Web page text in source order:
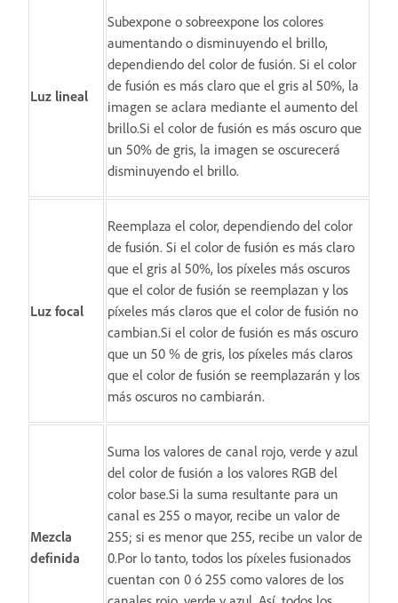
Luz lineal
Subexpone o sobreexpone los colores
aumentando o disminuyendo el brillo,
dependiendo del color de fusión. Si el color
de fusión es más claro que el gris al 50%, la
imagen se aclara mediante el aumento del
brillo.Si el color de fusión es más oscuro que
un 50% de gris, la imagen se oscurecerá
disminuyendo el brillo.
Luz focal
Reemplaza el color, dependiendo del color
de fusión. Si el color de fusión es más claro
que el gris al 50%, los píxeles más oscuros
que el color de fusión se reemplazan y los
píxeles más claros que el color de fusión no
cambian.Si el color de fusión es más oscuro
que un 50 % de gris, los píxeles más claros
que el color de fusión se reemplazarán y los
más oscuros no cambiarán.
Mezcla
definida
Suma los valores de canal rojo, verde y azul
del color de fusión a los valores RGB del
color base.Si la suma resultante para un
canal es 255 o mayor, recibe un valor de
255; si es menor que 255, recibe un valor de
0.Por lo tanto, todos los píxeles fusionados
cuentan con 0 ó 255 como valores de los